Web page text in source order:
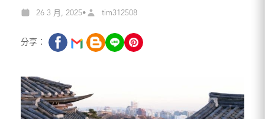
26 3 月, 2025• tim312508
分享：